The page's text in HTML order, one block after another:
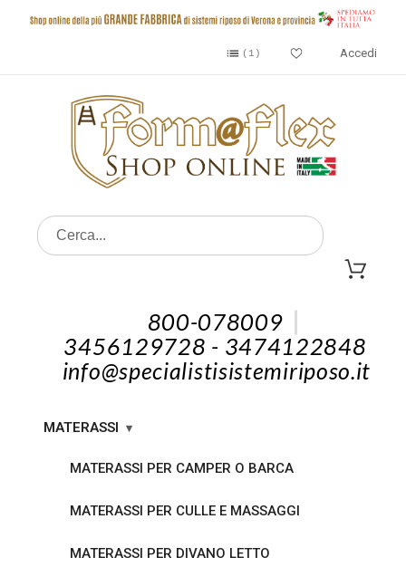
1 Accedi
800-078009
3456129728 - 3474122848
info@specialistisistemiriposo.it
MATERASSI
MATERASSI PER CAMPER O BARCA
MATERASSI PER CULLE E MASSAGGI
MATERASSI PER DIVANO LETTO